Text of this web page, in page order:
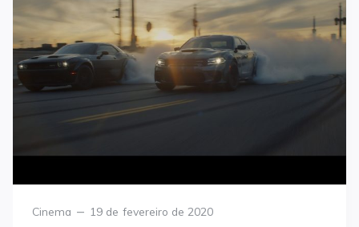
Category
Cinema
Posted
19 de fevereiro de 2020